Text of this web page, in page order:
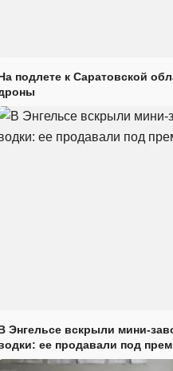
подлете к Саратовской
Энгельсе вскрыли мини-
ее продавали под